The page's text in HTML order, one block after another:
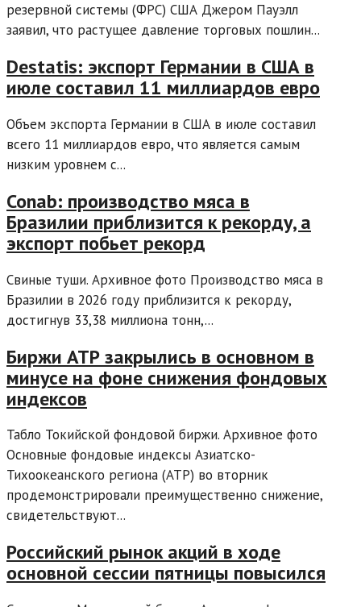
резервной системы (ФРС) США Джером Пауэлл
заявил, что растущее давление торговых пошлин...
Destatis: экспорт Германии в США в
июле составил 11 миллиардов евро
Объем экспорта Германии в США в июле составил
всего 11 миллиардов евро, что является самым
низким уровнем с...
Conab: производство мяса в
Бразилии приблизится к рекорду, а
экспорт побьет рекорд
Свиные туши. Архивное фото Производство мяса в
Бразилии в 2026 году приблизится к рекорду,
достигнув 33,38 миллиона тонн,...
Биржи АТР закрылись в основном в
минусе на фоне снижения фондовых
индексов
Табло Токийской фондовой биржи. Архивное фото
Основные фондовые индексы Азиатско-
Тихоокеанского региона (АТР) во вторник
продемонстрировали преимущественно снижение,
свидетельствуют...
Российский рынок акций в ходе
основной сессии пятницы повысился